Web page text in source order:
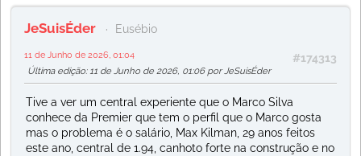
JeSuisÉder Eusébio
#174313
11 de Junho de 2026, 01:04
Última edição: 11 de Junho de 2026, 01:06 por JeSuisÉder
Tive a ver um central experiente que o Marco Silva
conhece da Premier que tem o perfil que o Marco gosta
mas o problema é o salário, Max Kilman, 29 anos feitos
este ano, central de 1.94, canhoto forte na construção e no